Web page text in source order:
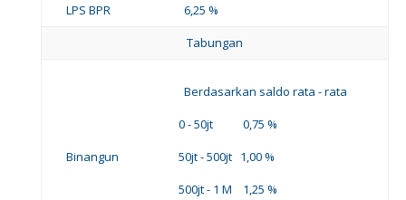
LPS BPR
6,25 %
Tabungan
Binangun
Berdasarkan saldo rata - rata
0 - 50jt 0,75 %
50jt - 500jt 1,00 %
500jt - 1 M 1,25 %